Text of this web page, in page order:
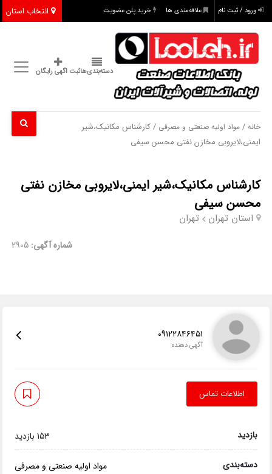
انتخاب استان ورود / ثبت نام علاقه‌مندی ها خرید پلن عضویت
دسته‌بندی‌هاثبت اگهی رایگان
خانه /مواد اولیه صنعتی و مصرفی / کارشناس مکانیک،شیر
ایمنی،لایروبی مخازن نفتی محسن سیفی
کارشناس مکانیک،شیر ایمنی،لایروبی مخازن نفتی
محسن سیفی
استان تهران تهران
شماره آگهی: 2905
09۱۲۲۸۴۶۴۵۱
آگهی دهنده
اطلاعات تماس
بازدید 153 بازدید
دسته‌بندی مواد اولیه صنعتی و مصرفی